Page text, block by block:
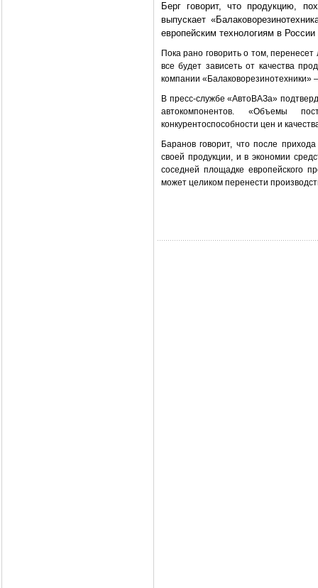
Берг говорит, что продукцию,
выпускает
европейским технологиям в
Пока рано говорить о том,
все будет зависеть от качества
компании
В пресс-службе «АвтоВАЗа»
автокомпонентов. «Объемы
конкурентоспособности цен и
Баранов говорит, что после
своей продукции, и в экономии
соседней площадке европейского
может целиком перенести